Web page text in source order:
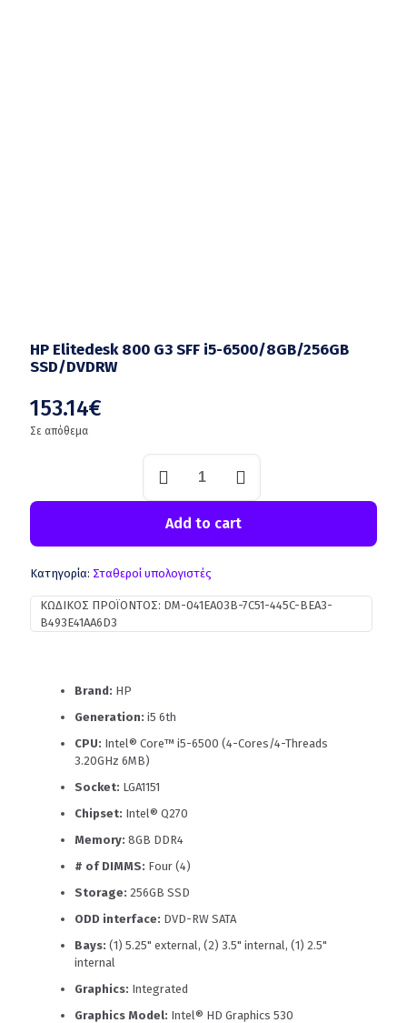
HP Elitedesk 800 G3 SFF i5-6500/8GB/256GB
SSD/DVDRW
153.14€
Σε απόθεμα
Add to cart
Κατηγορία: Σταθεροί υπολογιστές
ΚΩΔΙΚΌΣ ΠΡΟΪΌΝΤΟΣ: DM-041EA03B-7C51-445C-BEA3-
B493E41AA6D3
Brand: HP
Generation: i5 6th
CPU: Intel® Core™ i5-6500 (4-Cores/4-Threads
3.20GHz 6MB)
Socket: LGA1151
Chipset: Intel® Q270
Memory: 8GB DDR4
# of DIMMS: Four (4)
Storage: 256GB SSD
ODD interface: DVD-RW SATA
Bays: (1) 5.25" external, (2) 3.5" internal, (1) 2.5"
internal
Graphics: Integrated
Graphics Model: Intel® HD Graphics 530